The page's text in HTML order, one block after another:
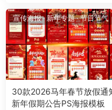
宣传海报·新年专题·节日节气
30款2026马年春节放假通
新年假期公告PS海报模板